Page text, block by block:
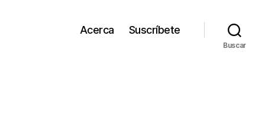
Acerca Suscríbete
Buscar